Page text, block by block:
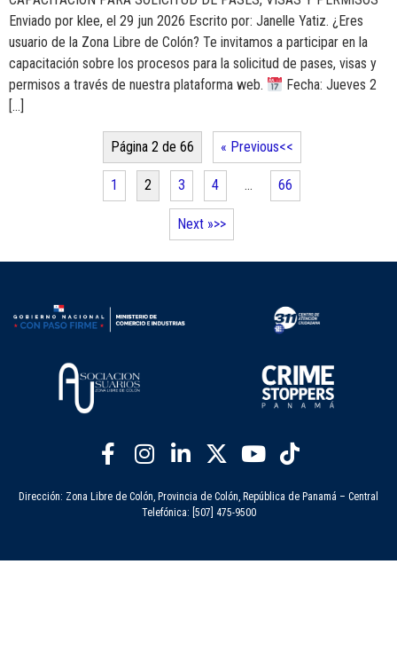
Enviado por klee, el 29 jun 2026 Escrito por: Janelle Yatiz. ¿Eres
usuario de la Zona Libre de Colón? Te invitamos a participar en la
capacitación sobre los procesos para la solicitud de pases, visas y
permisos a través de nuestra plataforma web.
Fecha: Jueves 2
[…]
Página 2 de 66 « Previous
1 2 3 4 … 66
Next »
Dirección: Zona Libre de Colón, Provincia de Colón, República de Panamá – Central
Telefónica: [507] 475-9500